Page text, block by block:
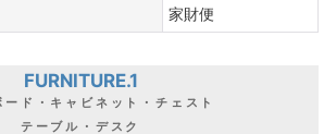
家財便
FURNITURE.1
ード・キャビネット・チェスト
テーブル・デスク